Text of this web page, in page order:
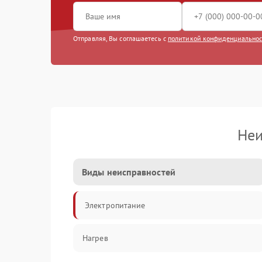
Отправляя, Вы соглашаетесь с политикой
Виды неисправностей
Электропитание
Нагрев